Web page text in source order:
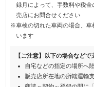
録月によって、手数料や税
売店にお問合せください
※車検の切れた車両の場合、車
います
【ご注意】以下の場合など
自宅などの指定の場所へ
販売店所在地の所轄運輸